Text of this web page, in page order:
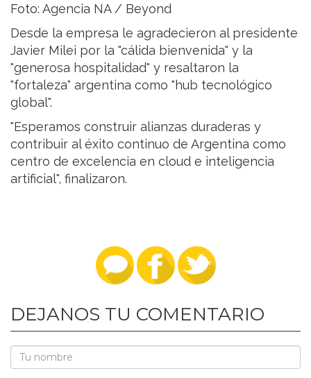
Foto: Agencia NA / Beyond
Desde la empresa le agradecieron al presidente
Javier Milei por la "cálida bienvenida" y la
"generosa hospitalidad" y resaltaron la
"fortaleza" argentina como "hub tecnológico
global".
"Esperamos construir alianzas duraderas y
contribuir al éxito continuo de Argentina como
centro de excelencia en cloud e inteligencia
artificial", finalizaron.
DEJANOS TU COMENTARIO